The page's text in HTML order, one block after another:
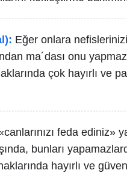
Eğer onlara
ma´dası onu
çok hayırlı ve
feda ediniz»
bunları
hayırlı ve